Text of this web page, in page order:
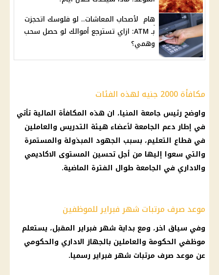
هام لأصحاب المعاشات.. لو فلوسك اتحجزت
بـ ATM: ازاي تسترجع أموالك لو حصل سحب
وهمي؟
مكافأة 2000 جنيه لهذه الفئات
واوضح رئيس جامعة المنيا، ان هذه المكافأة المالية تأتي
في إطار دعم الجامعة لأعضاء هيئة التدريس والعاملين
في قطاع التعليم، بسبب الجهود المبذولة والمستمرة
والتي سعوا إليها من أجل تحسين المستوى الاكاديمي
والاداري في الجامعة طوال الفترة الماضية.
موعد صرف مرتبات شهر فبراير للموظفين
وفي سياق اخر، ومع بداية شهر فبراير المقبل، يستعلم
موظفي الحكومة والعاملين بالجهاز الاداري والحكومي
عن موعد صرف مرتبات شهر فبراير رسميا.